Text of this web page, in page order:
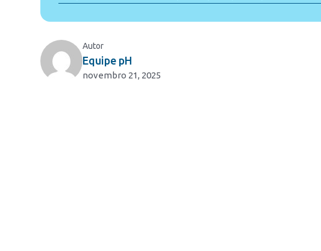
Autor
Equipe pH
novembro 21, 2025